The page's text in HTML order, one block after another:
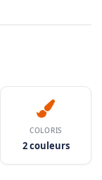
COLORIS
2 couleurs